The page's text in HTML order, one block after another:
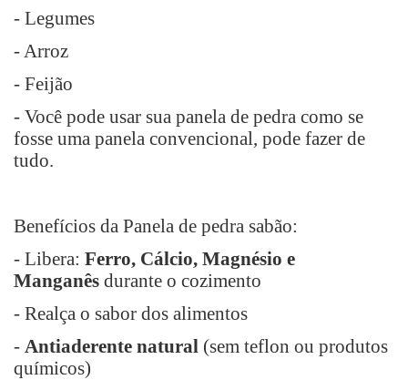
- Legumes
- Arroz
- Feijão
- Você pode usar sua panela de pedra como se
fosse uma panela convencional, pode fazer de
tudo.
Benefícios da Panela de pedra sabão:
- Libera: Ferro, Cálcio, Magnésio e
Manganês durante o cozimento
- Realça o sabor dos alimentos
- Antiaderente natural (sem teflon ou produtos
químicos)